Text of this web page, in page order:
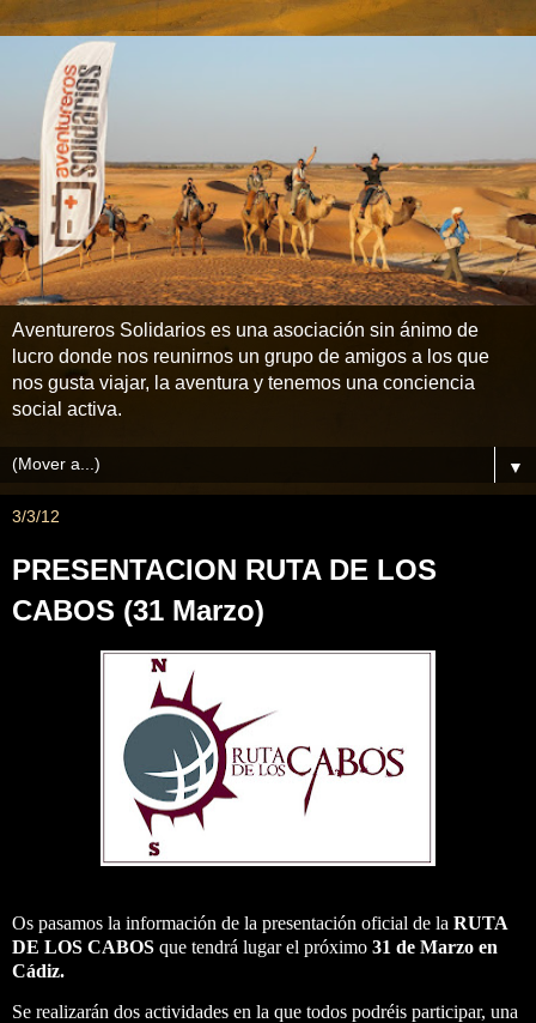
Aventureros Solidarios es una asociación sin ánimo de
lucro donde nos reunirnos un grupo de amigos a los que
nos gusta viajar, la aventura y tenemos una conciencia
social activa.
▼
3/3/12
PRESENTACION RUTA DE LOS
CABOS (31 Marzo)
Os pasamos la información de la presentación oficial de la RUTA
DE LOS CABOS que tendrá lugar el próximo 31 de Marzo en
Cádiz.
Se realizarán dos actividades en la que todos podréis participar, una